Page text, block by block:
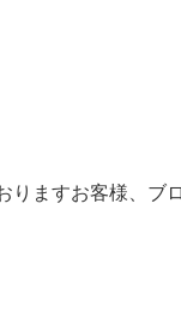
りますお客様、ブ